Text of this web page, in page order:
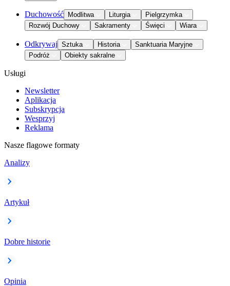
Duchowość Modlitwa Liturgia
Pielgrzymka
Rozwój Duchowy
Sakramenty Święci Wiara
Odkrywaj Sztuka Historia
Sanktuaria Maryjne
Podróż
Obiekty sakralne
Usługi
Newsletter
Aplikacja
Subskrypcja
Wesprzyj
Reklama
Nasze flagowe formaty
Analizy
Artykuł
Dobre historie
Opinia